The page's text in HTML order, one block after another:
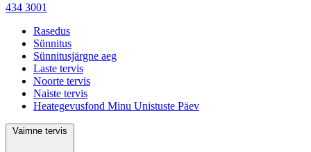
434 3001
Rasedus
Sünnitus
Sünnitusjärgne aeg
Laste tervis
Noorte tervis
Naiste tervis
Heategevusfond Minu Unistuste Päev
Vaimne tervis